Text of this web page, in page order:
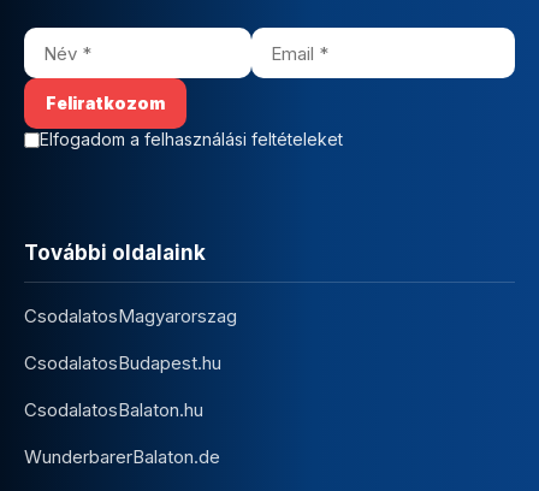
Elfogadom a felhasználási feltételeket
További oldalaink
CsodalatosMagyarorszag
CsodalatosBudapest.hu
CsodalatosBalaton.hu
WunderbarerBalaton.de